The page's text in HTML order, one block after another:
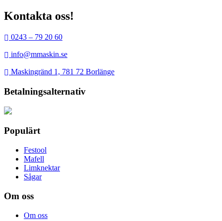
Kontakta oss!
0243 – 79 20 60
info@mmaskin.se
Maskingränd 1, 781 72 Borlänge
Betalningsalternativ
Populärt
Festool
Mafell
Limknektar
Sågar
Om oss
Om oss